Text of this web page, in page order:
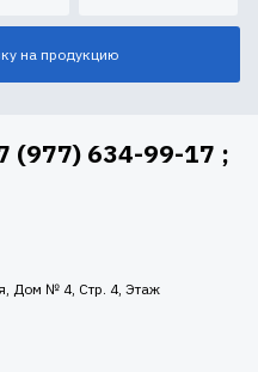
на продукцию
(977) 634-99-17 ;
Дом № 4, Стр. 4, Этаж